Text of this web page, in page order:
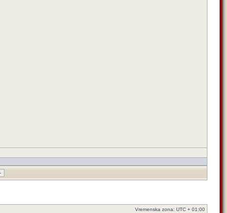
Vremenska zona: UTC + 01:00